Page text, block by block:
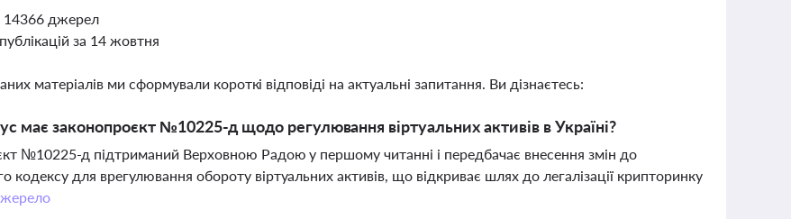
14366 джерел
за 14 жовтня
матеріалів ми сформували короткі відповіді на актуальні запитання. Ви дізнаєтесь:
має законопроєкт №10225-д щодо регулювання віртуальних активів в Україні?
№10225-д підтриманий Верховною Радою у першому читанні і передбачає внесення змін до
кодексу для врегулювання обороту віртуальних активів, що відкриває шлях до легалізації крипторинку